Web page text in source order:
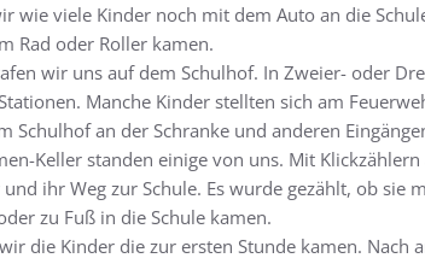
wie viele Kinder noch mit dem Auto an die
Rad oder Roller kamen.
wir uns auf dem Schulhof. In Zweier- oder
Manche Kinder stellten sich am
Schulhof an der Schranke und anderen
Keller standen einige von uns. Mit
ihr Weg zur Schule. Es wurde gezählt, ob sie
zu Fuß in die Schule kamen.
die Kinder die zur ersten Stunde kamen. Nach